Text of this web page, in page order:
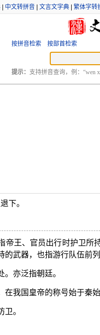
中文转拼音 文言文字典 繁体字转
按拼音检索 按部首检索
提示： 支持拼音查询，例：“wen
下。
帝王、官员出行时护卫所
的武器，也指游行队伍前
亦泛指朝廷。
在我国皇帝的称号始于秦
。